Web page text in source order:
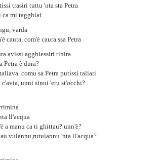
trasiri tuttu 'nta sta Petra
ca mi tagghiai
varda
caura, com'è caura ssa Petra
avissi agghiessiri tinira
Petra è dura?
comu sa Petra putissi taliari
c'avia, unni sinni 'eru st'occhi?
ll'acqua
a manu ca ti ghittau? unn'è?
vulannu,rutulannu 'nta ll'acqua?